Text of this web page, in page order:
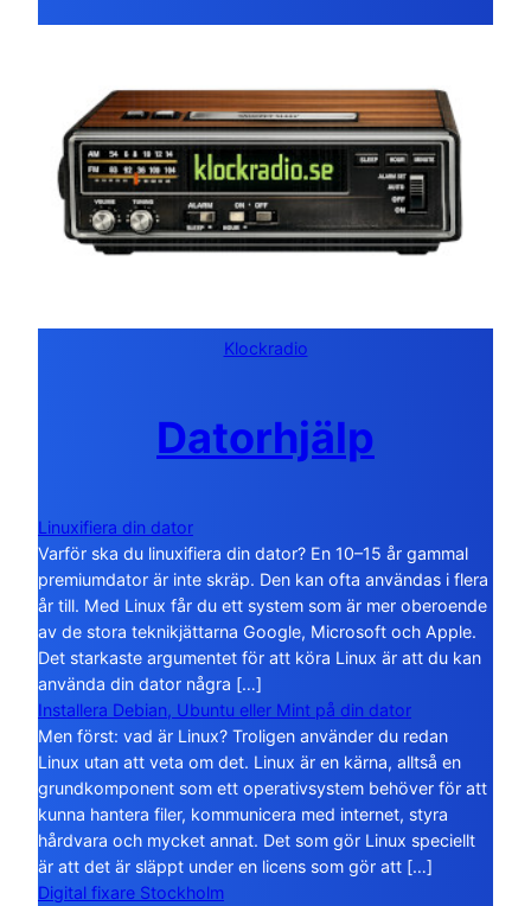
Klockradio
Datorhjälp
Linuxifiera din dator
Varför ska du linuxifiera din dator? En 10–15 år gammal
premiumdator är inte skräp. Den kan ofta användas i flera
år till. Med Linux får du ett system som är mer oberoende
av de stora teknikjättarna Google, Microsoft och Apple.
Det starkaste argumentet för att köra Linux är att du kan
använda din dator några […]
Installera Debian, Ubuntu eller Mint på din dator
Men först: vad är Linux? Troligen använder du redan
Linux utan att veta om det. Linux är en kärna, alltså en
grundkomponent som ett operativsystem behöver för att
kunna hantera filer, kommunicera med internet, styra
hårdvara och mycket annat. Det som gör Linux speciellt
är att det är släppt under en licens som gör att […]
Digital fixare Stockholm